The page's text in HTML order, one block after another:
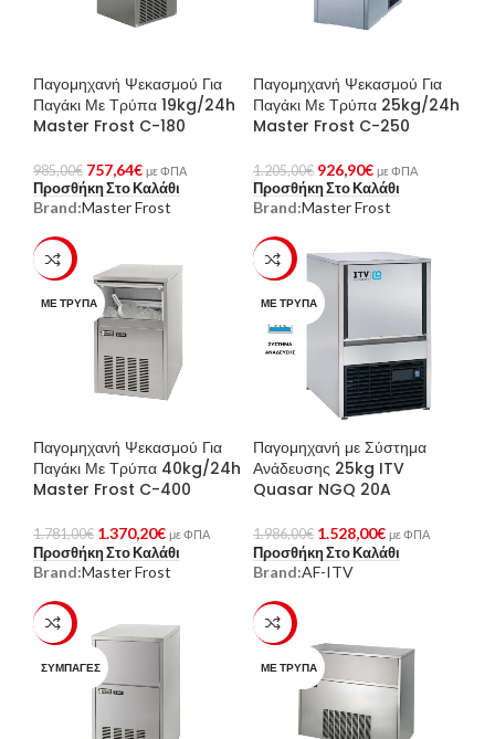
Παγομηχανή Ψεκασμού Για
Παγάκι Με Τρύπα 19kg/24h
Master Frost C-180
985,00€ 757,64€ με ΦΠΑ
Προσθήκη Στο Καλάθι
Brand:Master Frost
Παγομηχανή Ψεκασμού Για
Παγάκι Με Τρύπα 25kg/24h
Master Frost C-250
1.205,00€ 926,90€ με ΦΠΑ
Προσθήκη Στο Καλάθι
Brand:Master Frost
-23%
ΜΕ ΤΡΎΠΑ
Παγομηχανή Ψεκασμού Για
Παγάκι Με Τρύπα 40kg/24h
Master Frost C-400
1.781,00€ 1.370,20€ με ΦΠΑ
Προσθήκη Στο Καλάθι
Brand:Master Frost
-23%
ΜΕ ΤΡΎΠΑ
Παγομηχανή με Σύστημα
Ανάδευσης 25kg ITV
Quasar NGQ 20A
1.986,00€ 1.528,00€ με ΦΠΑ
Προσθήκη Στο Καλάθι
Brand:AF-ITV
-23%
ΣΥΜΠΑΓΈΣ
-23%
ΜΕ ΤΡΎΠΑ